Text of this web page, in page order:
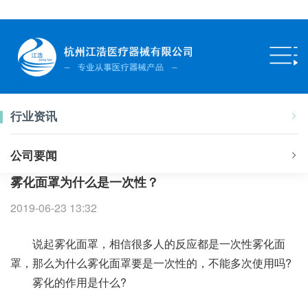
行业资讯
公司要闻
雾化面罩为什么是一次性？
2019-06-23 13:32
说起雾化面罩，相信很多人的反应都是一次性雾化面
罩，那么为什么雾化面罩要是一次性的，不能多次使用吗?
雾化的作用是什么?